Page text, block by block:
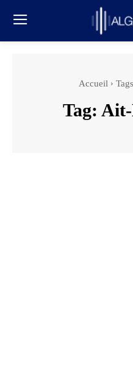
Accueil Tags
Tag: